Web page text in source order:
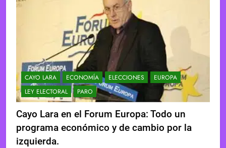
CAYO LARA ECONOMÍA ELECCIONES
EUROPA
LEY ELECTORAL
PARO
Cayo Lara en el Forum Europa: Todo un
programa económico y de cambio por la
izquierda.